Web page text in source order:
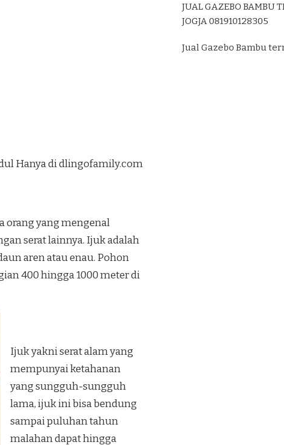
Hanya di dlingofamily.com
orang yang mengenal
serat lainnya. Ijuk adalah
aren atau enau. Pohon
400 hingga 1000 meter di
Ijuk yakni serat alam yang
mempunyai ketahanan
yang sungguh-sungguh
lama, ijuk ini bisa bendung
sampai puluhan tahun
malahan dapat hingga
JUAL GAZEBO BAMBU
JOGJA 081910128305
Jual Gazebo Bambu